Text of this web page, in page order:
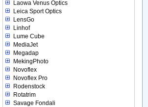
Laowa Venus Optics
Leica Sport Optics
LensGo
Linhof
Lume Cube
MediaJet
Megadap
MekingPhoto
Novoflex
Novoflex Pro
Rodenstock
Rotatrim
Savage Fondali